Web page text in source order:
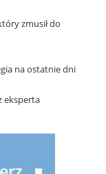
zmusił do
na ostatnie dni
eksperta